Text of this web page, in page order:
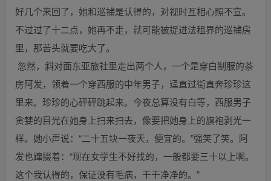
好几个来回了，她和巡捕是认得的，对视时互相心照不宣。
不过过了十二点，她再不走，就可能被捉进法租界的巡捕房
里，那苦头就要吃大了。
忽然，斜对面东亚旅社里走出两个人，一个是穿白制服的茶
房阿发，领着一个穿西服的中年男子，迳直过街直奔珍珍这
里来。珍珍的心砰砰跳起来。今夜总算没有白等，西服男子
贪婪的目光在她身上扫来扫去，像要把她身上的旗袍剥光一
样。她小声说：“二十五块一夜天，便宜的。”强笑了笑。阿
发也蹿掇着：“现在女学生不好找的，一般都要三十以上啊。
这个我认得的，保证没有毛病，干干净净的。”